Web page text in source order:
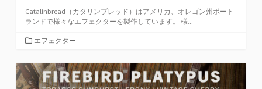
Catalinbread（カタリンブレッド）はアメリカ、オレゴン州ポート
ランドで様々なエフェクターを製作しています。 様...
カ
ゴ
リ
ー
エフェクター